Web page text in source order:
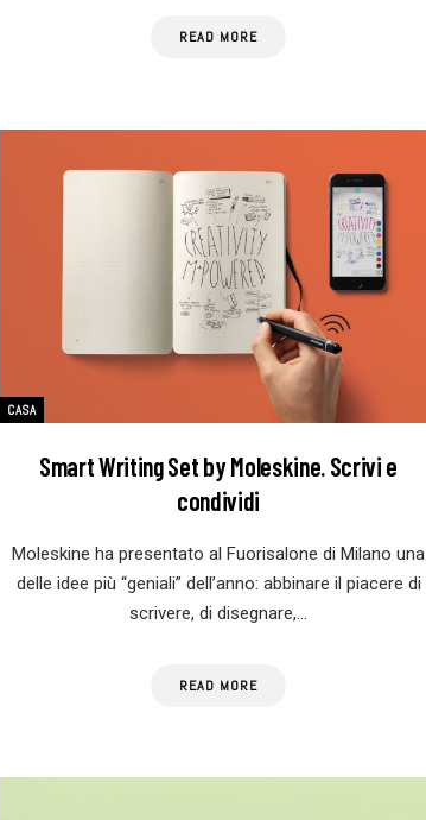
READ MORE
CASA
Smart Writing Set by Moleskine. Scrivi e
condividi
Moleskine ha presentato al Fuorisalone di Milano una
delle idee più “geniali” dell’anno: abbinare il piacere di
scrivere, di disegnare,…
READ MORE